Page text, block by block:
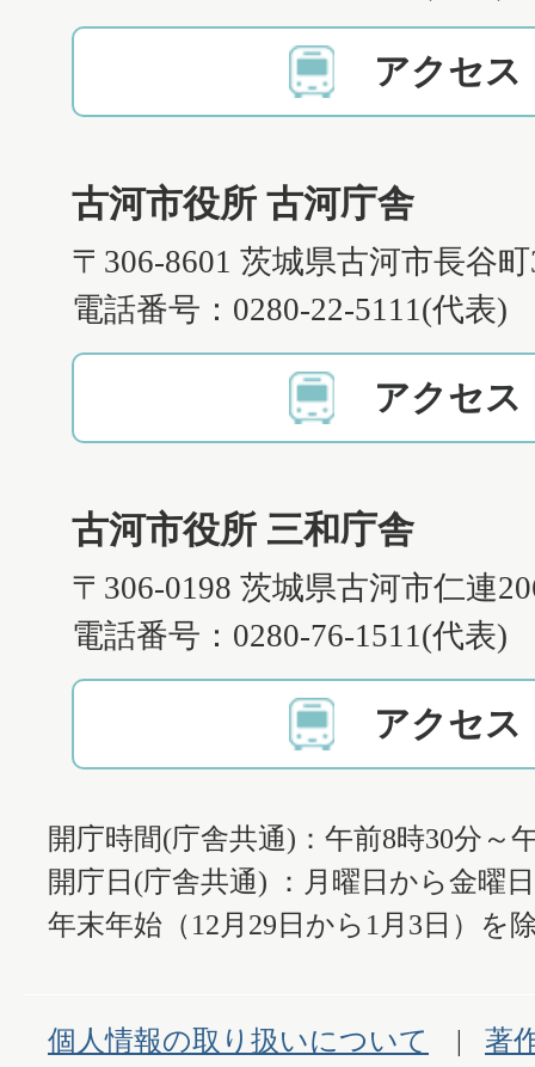
アクセス
古河市役所 古河庁舎
〒306-8601 茨城県古河市長谷
電話番号：0280-22-5111(代表)
アクセス
古河市役所 三和庁舎
〒306-0198 茨城県古河市仁連
電話番号：0280-76-1511(代表)
アクセス
開庁時間(庁舎共通)：午前8時30分～
開庁日(庁舎共通) ：月曜日から金曜
年末年始（12月29日から1月3日）を
個人情報の取り扱いについて
著